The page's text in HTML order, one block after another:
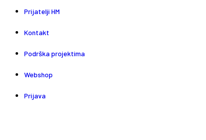
Prijatelji HM
Kontakt
Podrška projektima
Webshop
Prijava